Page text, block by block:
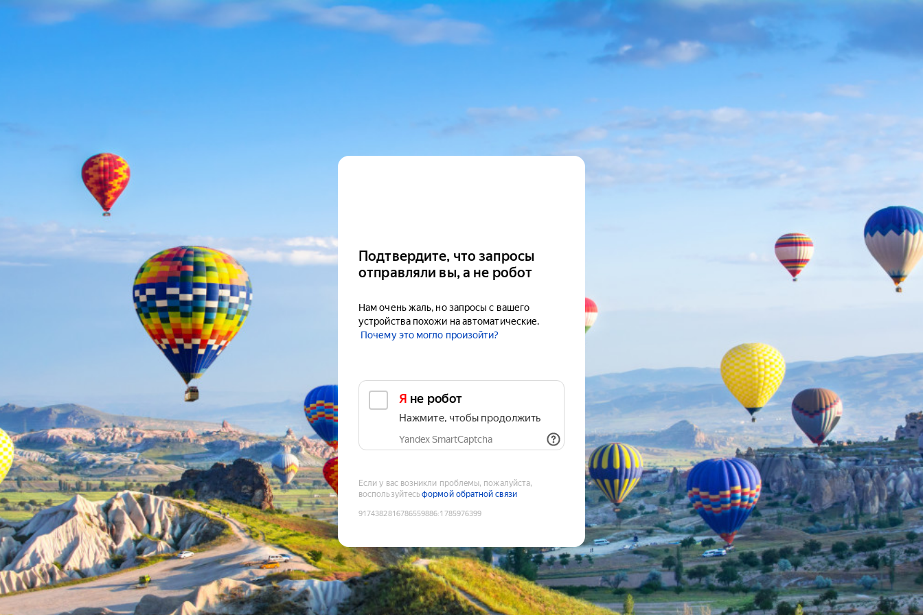
Подтвердите, что запросы
отправляли вы, а не робот
Нам очень жаль, но запросы с вашего
устройства похожи на автоматические.
Почему это могло произойти?
Я не робот
Нажмите, чтобы продолжить
Yandex SmartCaptcha
Если у вас возникли проблемы, пожалуйста,
воспользуйтесьформой обратной связи
9174382816786559886:1785976399